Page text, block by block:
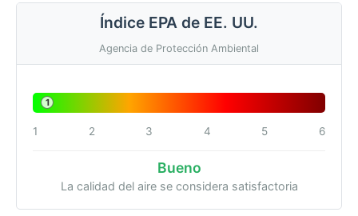
Índice EPA de EE. UU.
Agencia de Protección Ambiental
1
1 2 3 4 5 6
Bueno
La calidad del aire se considera satisfactoria